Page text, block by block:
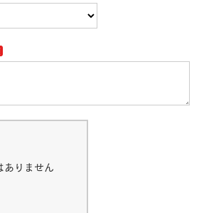
ありません